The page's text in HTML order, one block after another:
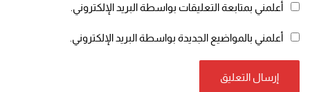
أعلمني بمتابعة التعليقات بواسطة البريد الإلكتروني.
أعلمني بالمواضيع الجديدة بواسطة البريد الإلكتروني.